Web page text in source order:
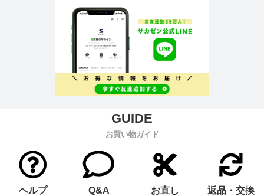
お買い物ガイド
ヘルプ Q&A お直し 返品・交換